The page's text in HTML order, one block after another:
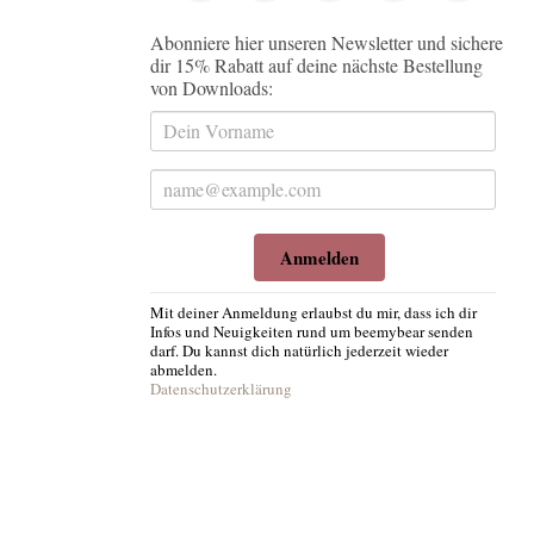
Abonniere hier unseren Newsletter und sichere
dir 15% Rabatt auf deine nächste Bestellung
von Downloads:
Anmelden
Mit deiner Anmeldung erlaubst du mir, dass ich dir
Infos und Neuigkeiten rund um beemybear senden
darf. Du kannst dich natürlich jederzeit wieder
abmelden.
Datenschutzerklärung